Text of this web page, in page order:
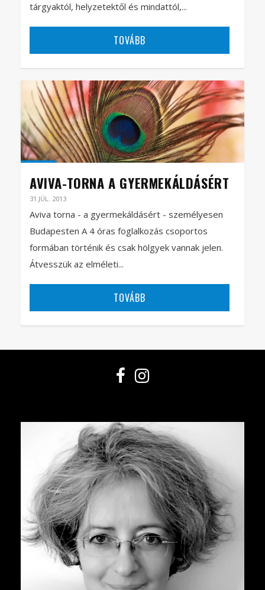
tárgyaktól, helyzetektől és mindattól,...
TOVÁBB
AVIVA-TORNA A GYERMEKÁLDÁSÉRT
31 JÚL. 2013
Aviva torna - a gyermekáldásért - személyesen
Budapesten A 4 óras foglalkozás csoportos
formában történik és csak hölgyek vannak jelen.
Átvesszük az elméleti...
TOVÁBB